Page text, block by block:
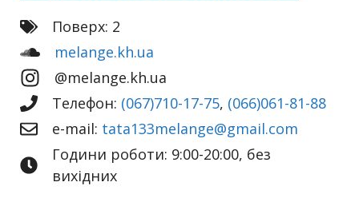
Поверх: 2
melange.kh.ua
@melange.kh.ua
Телефон: (067)710-17-75, (066)061-81-88
e-mail: tata133melange@gmail.com
Години роботи: 9:00-20:00, без
вихідних